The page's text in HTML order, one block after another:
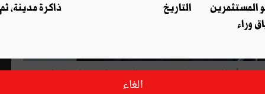
أقوال منسوبة له على شبكة الفايسبوك بينما لا يملك الوزير
المستثمرين
وراء
التاريخ
ذاكرة مدينة،
الغاء